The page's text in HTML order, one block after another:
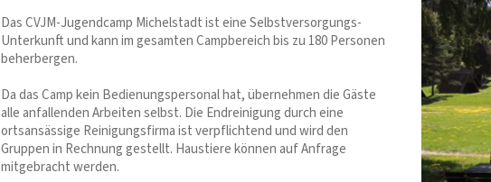
Das CVJM-Jugendcamp Michelstadt ist eine Selbstversorgungs-
Unterkunft und kann im gesamten Campbereich bis zu 180 Personen
beherbergen.
Da das Camp kein Bedienungspersonal hat, übernehmen die Gäste
alle anfallenden Arbeiten selbst. Die Endreinigung durch eine
ortsansässige Reinigungsfirma ist verpflichtend und wird den
Gruppen in Rechnung gestellt. Haustiere können auf Anfrage
mitgebracht werden.